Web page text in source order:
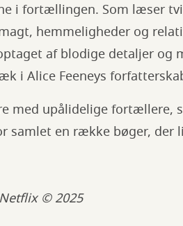
i fortællingen. Som læser
hemmeligheder og
af blodige detaljer og
i Alice Feeneys
med upålidelige fortællere,
samlet en række bøger, der
© 2025